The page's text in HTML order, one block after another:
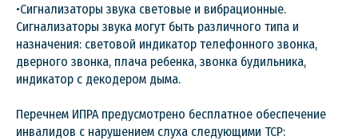
•Сигнализаторы звука световые и вибрационные.
Сигнализаторы звука могут быть различного типа и
назначения: световой индикатор телефонного звонка,
дверного звонка, плача ребенка, звонка будильника,
индикатор с декодером дыма.
Перечнем ИПРА предусмотрено бесплатное обеспечение
инвалидов с нарушением слуха следующими ТСР: